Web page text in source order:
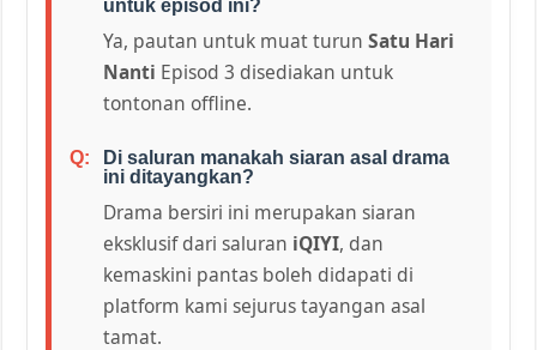
untuk episod ini?
Ya, pautan untuk muat turunSatu Hari
Nanti Episod 3 disediakan untuk
tontonan offline.
Di saluran manakah siaran asal drama
ini ditayangkan?
Drama bersiri ini merupakan siaran
eksklusif dari saluran iQIYI, dan
kemaskini pantas boleh didapati di
platform kami sejurus tayangan asal
tamat.